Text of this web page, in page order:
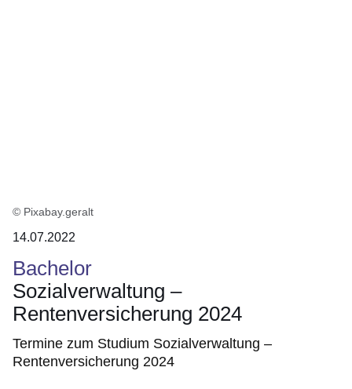
© Pixabay.geralt
14.07.2022
Bachelor
Sozialverwaltung –
Rentenversicherung 2024
Termine zum Studium Sozialverwaltung –
Rentenversicherung 2024